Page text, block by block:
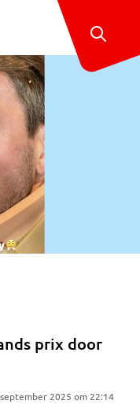
prix door
2025 om 22:14